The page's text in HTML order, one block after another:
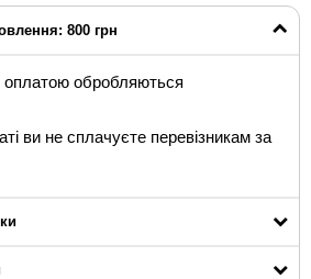
800 грн
оплатою обробляються
ви не сплачуєте перевізникам за